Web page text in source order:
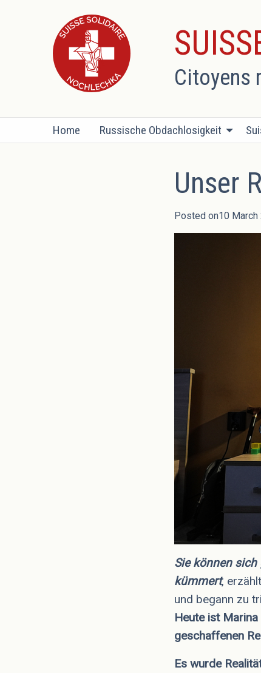
Citoyens
Home Russische Obdachlosigkeit
Unser
Posted on10 March
Sie können
kümmert,
und begann zu
Heute ist
geschaffenen
Es wurde